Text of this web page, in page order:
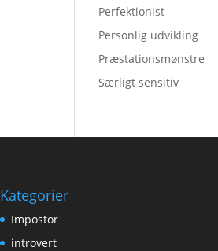
Perfektionist
Personlig udvikling
Præstationsmønstre
Særligt sensitiv
Kategorier
Impostor
introvert